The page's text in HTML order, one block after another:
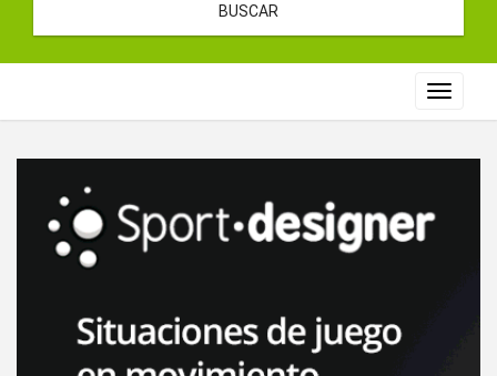
BUSCAR
Toggle